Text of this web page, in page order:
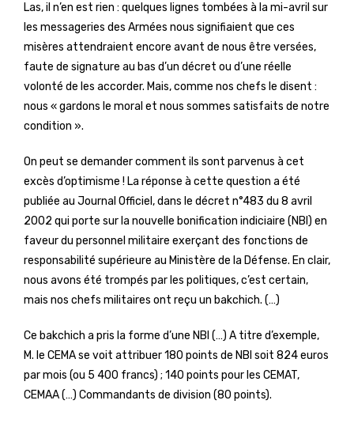
Las, il n’en est rien : quelques lignes tombées à la mi-avril sur
les messageries des Armées nous signifiaient que ces
misères attendraient encore avant de nous être versées,
faute de signature au bas d’un décret ou d’une réelle
volonté de les accorder. Mais, comme nos chefs le disent :
nous « gardons le moral et nous sommes satisfaits de notre
condition ».
On peut se demander comment ils sont parvenus à cet
excès d’optimisme ! La réponse à cette question a été
publiée au Journal Officiel, dans le décret n°483 du 8 avril
2002 qui porte sur la nouvelle bonification indiciaire (NBI) en
faveur du personnel militaire exerçant des fonctions de
responsabilité supérieure au Ministère de la Défense. En clair,
nous avons été trompés par les politiques, c’est certain,
mais nos chefs militaires ont reçu un bakchich. (…)
Ce bakchich a pris la forme d’une NBI (…) A titre d’exemple,
M. le CEMA se voit attribuer 180 points de NBI soit 824 euros
par mois (ou 5 400 francs) ; 140 points pour les CEMAT,
CEMAA (…) Commandants de division (80 points).